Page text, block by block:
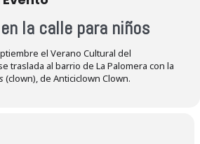
la calle para niños
el Verano Cultural del
traslada al barrio de La Palomera con la
(clown), de Anticiclown Clown.